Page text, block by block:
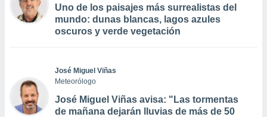
Uno de los paisajes más surrealistas del
mundo: dunas blancas, lagos azules
oscuros y verde vegetación
José Miguel Viñas
Meteorólogo
José Miguel Viñas avisa: "Las tormentas
de mañana dejarán lluvias de más de 50